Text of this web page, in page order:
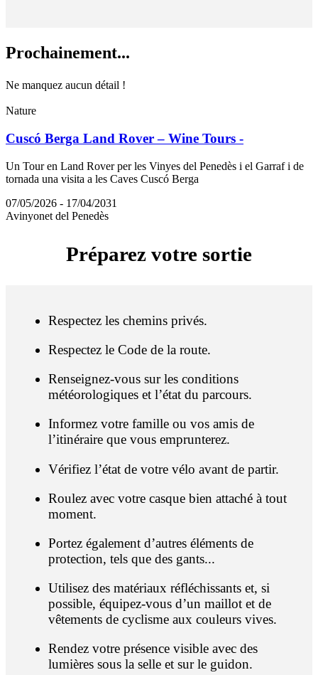
Prochainement...
Ne manquez aucun détail !
Nature
Cuscó Berga Land Rover – Wine Tours -
Un Tour en Land Rover per les Vinyes del Penedès i el Garraf i de
tornada una visita a les Caves Cuscó Berga
07/05/2026 - 17/04/2031
Avinyonet del Penedès
Préparez votre sortie
Respectez les chemins privés.
Respectez le Code de la route.
Renseignez-vous sur les conditions
météorologiques et l’état du parcours.
Informez votre famille ou vos amis de
l’itinéraire que vous emprunterez.
Vérifiez l’état de votre vélo avant de partir.
Roulez avec votre casque bien attaché à tout
moment.
Portez également d’autres éléments de
protection, tels que des gants...
Utilisez des matériaux réfléchissants et, si
possible, équipez-vous d’un maillot et de
vêtements de cyclisme aux couleurs vives.
Rendez votre présence visible avec des
lumières sous la selle et sur le guidon.